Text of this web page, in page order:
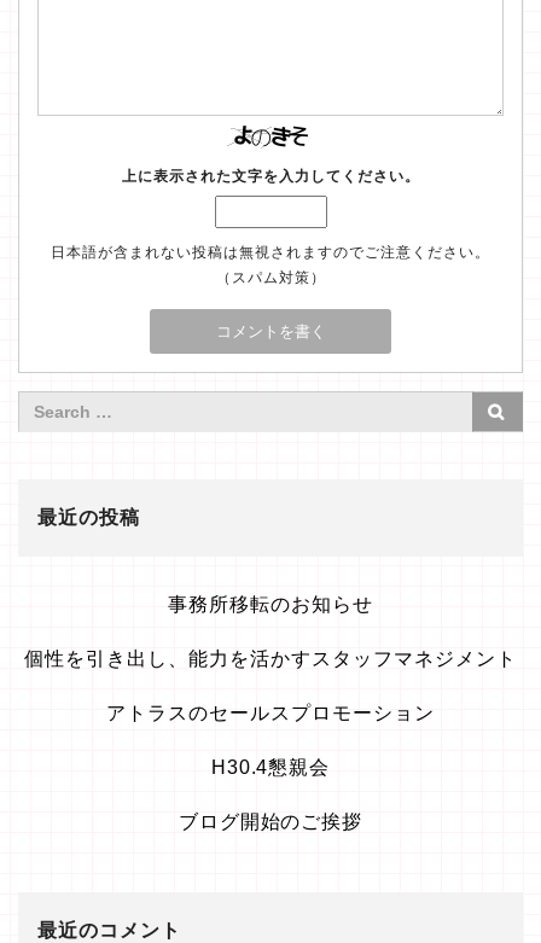
上に表示された文字を入力してください。
日本語が含まれない投稿は無視されますのでご注意ください。
（スパム対策）
最近の投稿
事務所移転のお知らせ
個性を引き出し、能力を活かすスタッフマネジメント
アトラスのセールスプロモーション
H30.4懇親会
ブログ開始のご挨拶
最近のコメント